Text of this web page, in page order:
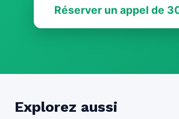
Réserver un appel de
Explorez aussi